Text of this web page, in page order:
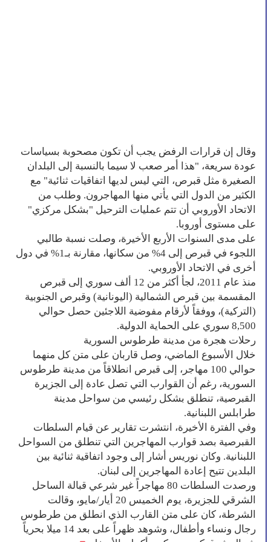
وقال إن قرارات الرفض يجب أن تكون مصحوبة بسياسات
عودة سريعة، "هذا أمر صعب لا سيما بالنسبة إلى البلدان
الصغيرة مثل قبرص، التي ليس لديها اتفاقيات ثنائية" مع
الكثير من الدول التي يأتي منها المهاجرون. وطلب من
الاتحاد الأوروبي أن تتم عمليات الترحيل "بشكل مركزي"
على مستوى أوروبا.
على مدى السنوات الأربع الأخيرة، وصلت نسبة طالبي
اللجوء في قبرص إلى 4% من سكانها، مقارنة بـ1% في دول
أخرى في الاتحاد الأوروبي.
منذ عام 2011، لجأ أكثر من 12 ألف سوري إلى قبرص
المقسمة بين قبرص الشمالية (اليونانية) وقبرص الجنوبية
(التركية)، ووفقاً لأرقام مفوضية اللاجئين حصل حوالي
8,500 سوري على الحماية الدولية.
رحلات هجرة من مدينة طرطوس السورية
خلال الأسبوع الماضي، وصل قاربان على متن كل منهما
حوالي 100 مهاجر، إلى قبرص انطلاقاً من مدينة طرطوس
السورية، رغم أن القوارب التي تصل عادة إلى الجزيرة
القبرصية، تنطلق بشكل رئيسي من سواحل مدينة
طرابلس اللبنانية.
وفي الفترة الأخيرة، انتشرت تقارير عن قيام السلطات
القبرصية بصد قوارب المهاجرين التي تنطلق من السواحل
اللبنانية. وكان نوريس أشار إلى وجود اتفاقية ثنائية بين
البلدين تتيح إعادة المهاجرين إلى لبنان.
ورصدت السلطات 80 مهاجراً غير شرعي قبالة الساحل
الشرقي للجزيرة، يوم الخميس 20 أيار/مايو، وقالت
الشرطة، كان على متن القارب الذي انطلق من طرطوس
رجال ونساء وأطفال، وشوهد ظهراً على بعد 14 ميلا بحرياً